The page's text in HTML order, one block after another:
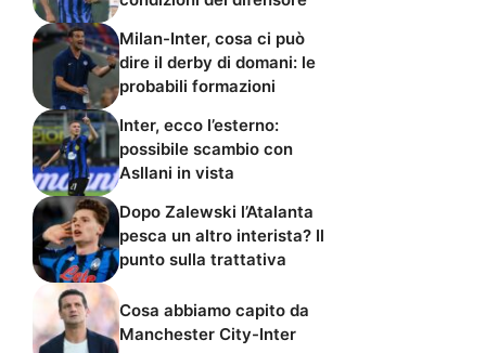
Milan-Inter, cosa ci può
dire il derby di domani: le
probabili formazioni
Inter, ecco l’esterno:
possibile scambio con
Asllani in vista
Dopo Zalewski l’Atalanta
pesca un altro interista? Il
punto sulla trattativa
Cosa abbiamo capito da
Manchester City-Inter